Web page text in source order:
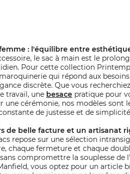
: l'équilibre entre
le sac à main est le
Pour cette collection
qui répond aux
discrète. Que vous
travail, une besace pratique pour
une cérémonie, nos modèles sont
de justesse et de
de belle facture et un artisanat
repose sur une sélection
chaque fermeture et chaque
compromettre la souplesse de
vous optez pour un article